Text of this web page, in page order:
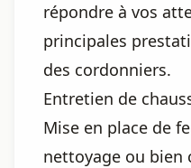
répondre à vos
principales
des cordonniers.
Entretien de
Mise en place de
nettoyage ou bien